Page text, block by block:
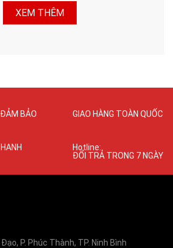
XEM THÊM
BẢO GIAO HÀNG TOÀN QUỐC
Hotline:
ĐỔI TRẢ TRONG 7 NGÀY
P. Phúc Thành, TP. Ninh Bình